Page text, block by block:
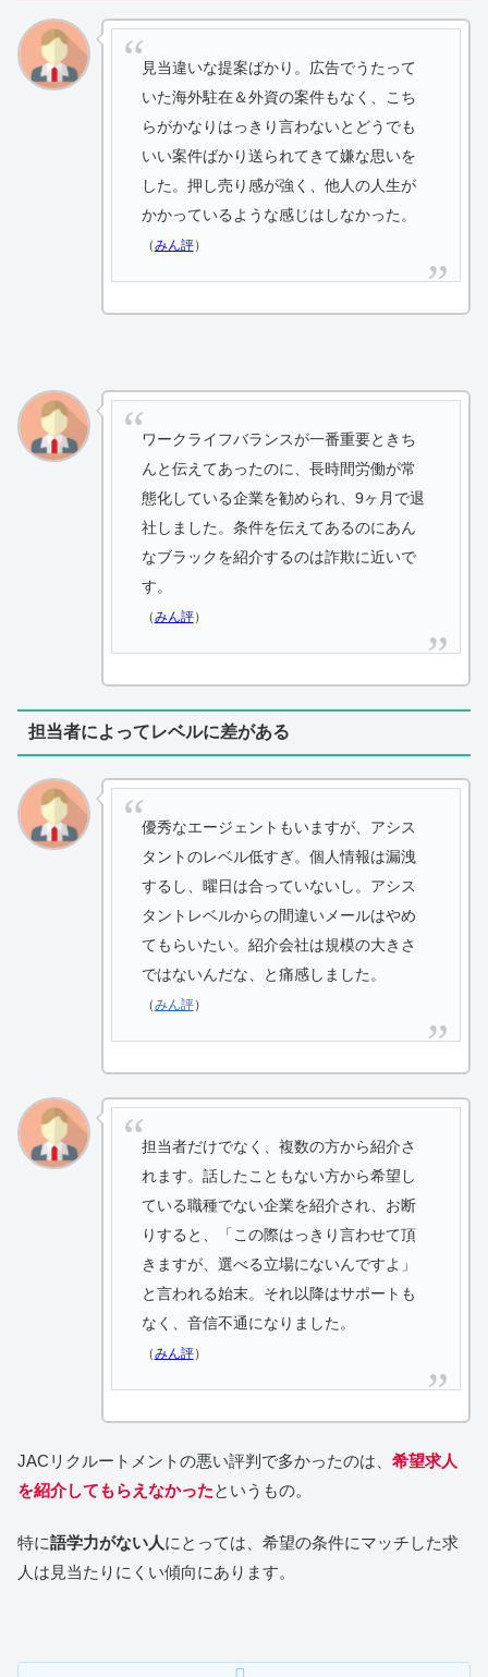
見当違いな提案ばかり。広告でうたって
いた海外駐在＆外資の案件もなく、こち
らがかなりはっきり言わないとどうでも
いい案件ばかり送られてきて嫌な思いを
した。押し売り感が強く、他人の人生が
かかっているような感じはしなかった。
（みん評）
ワークライフバランスが一番重要ときち
んと伝えてあったのに、長時間労働が常
態化している企業を勧められ、9ヶ月で退
社しました。条件を伝えてあるのにあん
なブラックを紹介するのは詐欺に近いで
す。
（みん評）
担当者によってレベルに差がある
優秀なエージェントもいますが、アシス
タントのレベル低すぎ。個人情報は漏洩
するし、曜日は合っていないし。アシス
タントレベルからの間違いメールはやめ
てもらいたい。紹介会社は規模の大きさ
ではないんだな、と痛感しました。
（みん評）
担当者だけでなく、複数の方から紹介さ
れます。話したこともない方から希望し
ている職種でない企業を紹介され、お断
りすると、「この際はっきり言わせて頂
きますが、選べる立場にないんですよ」
と言われる始末。それ以降はサポートも
なく、音信不通になりました。
（みん評）
JACリクルートメントの悪い評判で多かったのは、 希望求人
を紹介してもらえなかったというもの。
特に語学力がない人にとっては、希望の条件にマッチした求
人は見当たりにくい傾向にあります。